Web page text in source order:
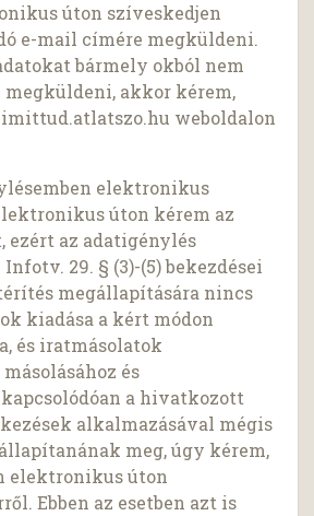
úton szíveskedjen
e-mail címére megküldeni.
bármely okból nem
akkor kérem,
weboldalon
elektronikus
úton kérem az
ezért az adatigénylés
29. § (3)-(5) bekezdései
megállapítására nincs
kiadása a kért módon
és iratmásolatok
és
a hivatkozott
alkalmazásával mégis
meg, úgy kérem,
elektronikus úton
Ebben az esetben azt is